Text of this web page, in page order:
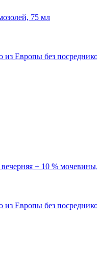
75 мл
из Европы без
+ 10 %
из Европы без